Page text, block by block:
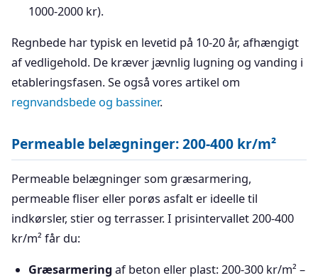
1000-2000 kr).
Regnbede har typisk en levetid på 10-20 år, afhængigt
af vedligehold. De kræver jævnlig lugning og vanding i
etableringsfasen. Se også vores artikel om
regnvandsbede og bassiner.
Permeable belægninger: 200-400 kr/m²
Permeable belægninger som græsarmering,
permeable fliser eller porøs asfalt er ideelle til
indkørsler, stier og terrasser. I prisintervallet 200-400
kr/m² får du:
Græsarmering af beton eller plast: 200-300 kr/m² –